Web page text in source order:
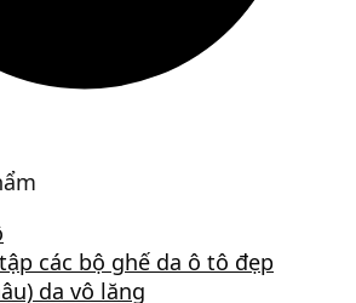
các bộ ghế da ô tô đẹp
da vô lăng